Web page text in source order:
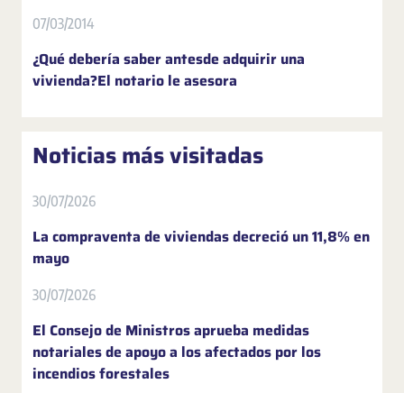
07/03/2014
¿Qué debería saber antesde adquirir una
vivienda?El notario le asesora
Noticias más visitadas
30/07/2026
La compraventa de viviendas decreció un 11,8% en
mayo
30/07/2026
El Consejo de Ministros aprueba medidas
notariales de apoyo a los afectados por los
incendios forestales